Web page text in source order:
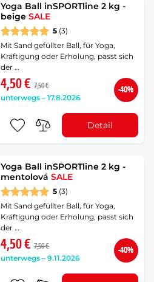
Yoga Ball inSPORTline 2 kg -
beigeSALE
5 (3)
Mit Sand gefüllter Ball, für Yoga,
Kräftigung oder Erholung, passt sich
der …
4,50 € 7,50 €
unterwegs – 17.8.2026
-40%
Detail
Yoga Ball inSPORTline 2 kg -
mentolováSALE
5 (3)
Mit Sand gefüllter Ball, für Yoga,
Kräftigung oder Erholung, passt sich
der …
4,50 € 7,50 €
unterwegs – 9.11.2026
-40%